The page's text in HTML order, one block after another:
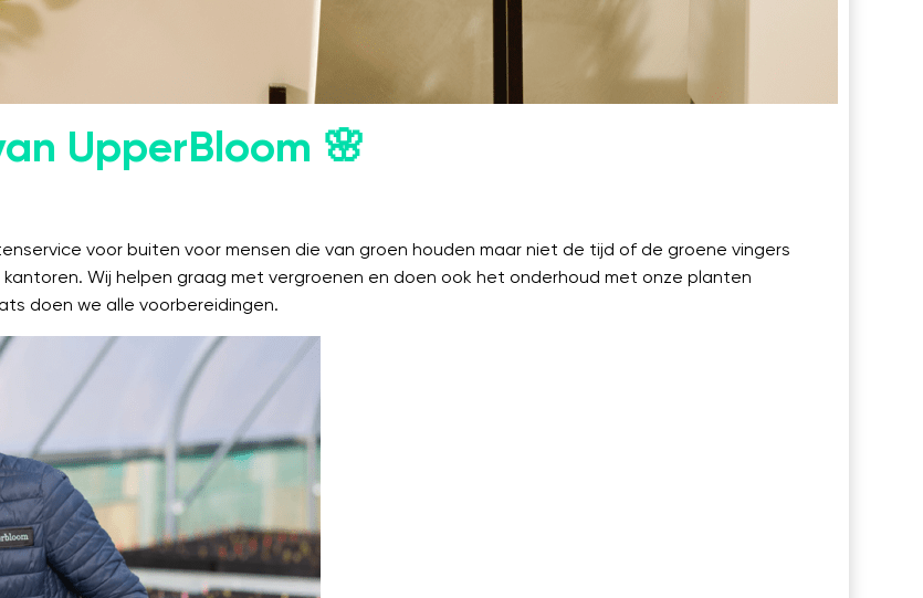
UpperBloom 🌸
voor buiten voor mensen die van groen houden maar niet de tijd of de groene vingers
Wij helpen graag met vergroenen en doen ook het onderhoud met onze planten
doen we alle voorbereidingen.